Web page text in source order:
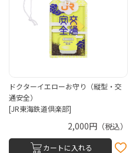
ドクターイエローお守り（縦型・交
通安全）
[JR東海鉄道倶楽部]
2,000円（税込）
カートに入れる